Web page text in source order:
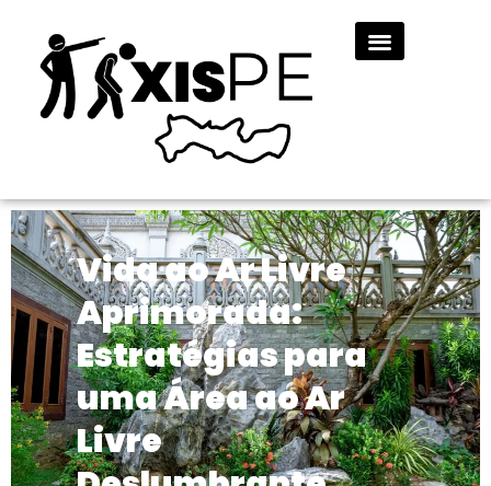
Vida ao Ar Livre
Aprimorada:
Estratégias para
uma Área ao Ar
Livre